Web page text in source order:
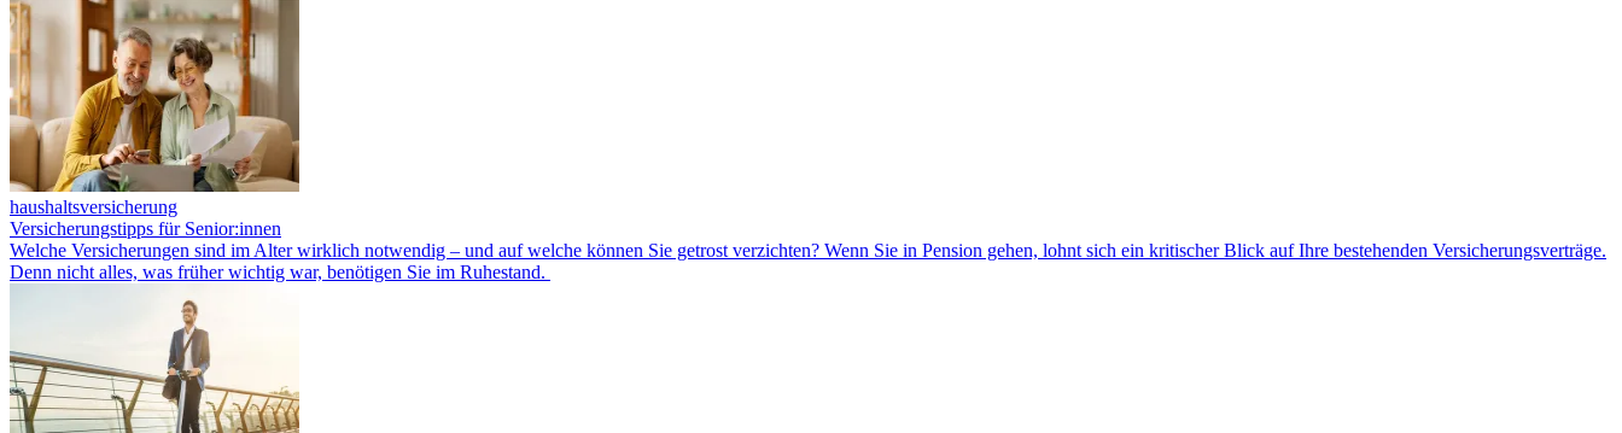
haushaltsversicherung
Versicherungstipps für Senior:innen
Welche Versicherungen sind im Alter wirklich notwendig – und auf welche können Sie getrost verzichten? Wenn Sie in Pension gehen, lohnt sich ein kritischer Blick auf Ihre bestehenden Versicherungsverträge.
Denn nicht alles, was früher wichtig war, benötigen Sie im Ruhestand.